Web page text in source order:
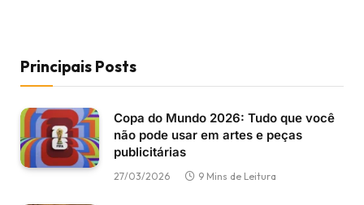
Principais Posts
Copa do Mundo 2026: Tudo que você
não pode usar em artes e peças
publicitárias
27/03/2026 9 Mins de Leitura